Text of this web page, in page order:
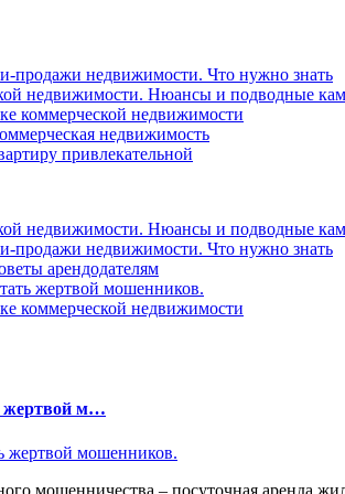
продажи недвижимости. Что нужно знать
недвижимости. Нюансы и подводные
коммерческой недвижимости
недвижимость
привлекательной
недвижимости. Нюансы и подводные
продажи недвижимости. Что нужно знать
арендодателям
жертвой мошенников.
коммерческой недвижимости
жертвой м…
мошенничества – посуточная аренда